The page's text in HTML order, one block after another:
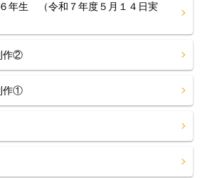
年生 （令和７年度５月１４日実
作②
作①